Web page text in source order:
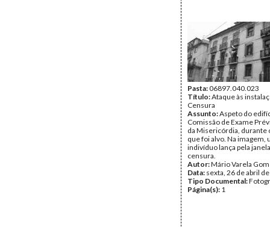
Pasta:06897.040.023
Título:Ataque às
Censura
Assunto:Aspeto do
Comissão de Exame
da Misericórdia, durante
que foi alvo. Na imagem,
indivíduo lança pela
censura.
Autor:Mário Varela
Data: sexta, 26 de abril
Tipo Documental:
Página(s): 1